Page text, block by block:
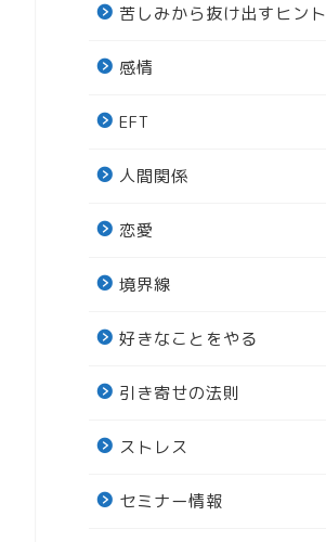
苦しみから抜け出すヒント
感情
EFT
人間関係
恋愛
境界線
好きなことをやる
引き寄せの法則
ストレス
セミナー情報